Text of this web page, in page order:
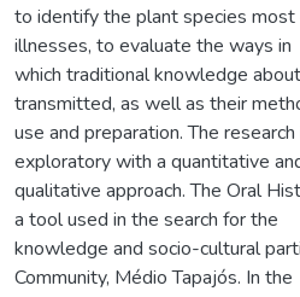
to identify the plant species
illnesses, to evaluate the ways in
which traditional knowledge
transmitted, as well as their
use and preparation. The
exploratory with a quantitative
qualitative approach. The Oral
a tool used in the search for the
knowledge and socio-cultural
Community, Médio Tapajós. In the